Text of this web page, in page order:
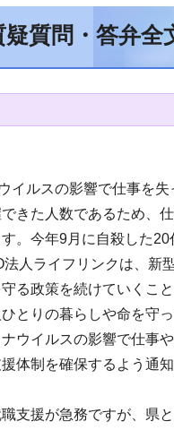
質問・答弁全
イルスの影響で仕事を
きた人数であるため、
。今年9月に自殺した
人ライフリンクは、新
る政策を続けていくこ
とりの暮らしや命を守
ウイルスの影響で仕事
体制を確保するよう通
支援が急務ですが、県